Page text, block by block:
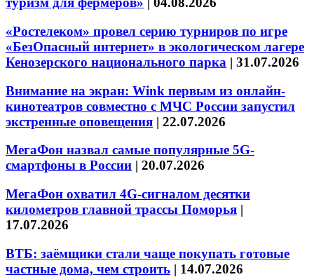
«Ростелеком» провел серию турниров по игре
«БезОпасный интернет» в экологическом лагере
Кенозерского национального парка | 31.07.2026
Внимание на экран: Wink первым из онлайн-
кинотеатров совместно с МЧС России запустил
экстренные оповещения | 22.07.2026
МегаФон назвал самые популярные 5G-
смартфоны в России | 20.07.2026
МегаФон охватил 4G-сигналом десятки
километров главной трассы Поморья |
17.07.2026
ВТБ: заёмщики стали чаще покупать готовые
частные дома, чем строить | 14.07.2026